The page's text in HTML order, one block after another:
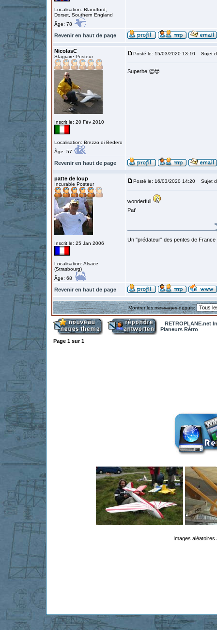
Localisation: Blandford,
Dorset, Southern England
Âge: 78
Revenir en haut de page
NicolasC
Stagiaire Posteur
Inscrit le: 20 Fév 2010
Localisation: Brezzo di Bedero
Âge: 57
Posté le: 15/03/2020 13:10 Sujet
Superbe!👏😍
Revenir en haut de page
patte de loup
Incurable Posteur
Inscrit le: 25 Jan 2006
Localisation: Alsace
(Strasbourg)
Âge: 68
Posté le: 16/03/2020 14:20 Sujet
wonderfull
Pat'
Un "prédateur" des pentes de
Revenir en haut de page
Montrer les messages depuis:
RETROPLANE.net
Planeurs Rétro
Page 1 sur1
Images aléatoires